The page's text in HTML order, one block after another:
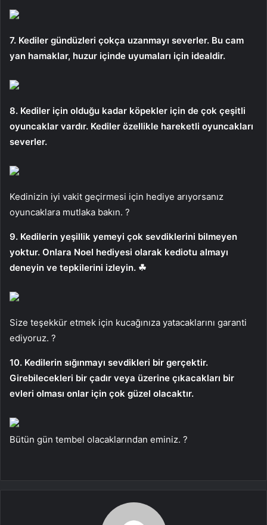
7. Kediler gündüzleri çokça uzanmayı severler. Bu cam
yan hamaklar, huzur içinde uyumaları için idealdir.
8. Kediler için olduğu kadar köpekler için de çok çeşitli
oyuncaklar vardır. Kediler özellikle hareketli oyuncakları
severler.
Kedinizin iyi vakit geçirmesi için hediye arıyorsanız
oyuncaklara mutlaka bakın. ?
9. Kedilerin yeşillik yemeyi çok sevdiklerini bilmeyen
yoktur. Onlara Noel hediyesi olarak kediotu almayı
deneyin ve tepkilerini izleyin. ☘
Size teşekkür etmek için kucağınıza yatacaklarını garanti
ediyoruz. ?
10. Kedilerin sığınmayı sevdikleri bir gerçektir.
Girebilecekleri bir çadır veya üzerine çıkacakları bir
evleri olması onlar için çok güzel olacaktır.
Bütün gün tembel olacaklarından eminiz. ?